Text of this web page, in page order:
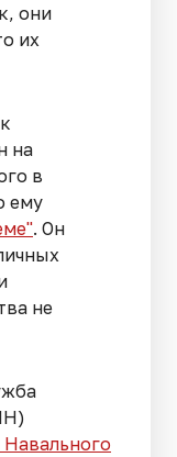
они
их
на
в
ему
. Он
не